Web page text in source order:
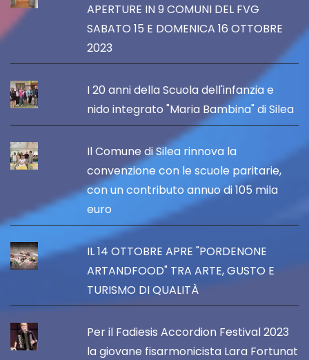
APERTURE IN 9 COMUNI DEL FVG
SABATO 15 E DOMENICA 16 OTTOBRE
2023
I 20 anni della Scuola dell'infanzia e
nido integrato "Maria Bambina" di Silea
Il Comune di Silea rinnova la
convenzione con le scuole paritarie,
con un contributo annuo di 105 mila
euro
IL 14 OTTOBRE APRE "PORDENONE
ARTANDFOOD" TRA ARTE, GUSTO E
TURISMO DI QUALITÀ
Per il Fadiesis Accordion Festival 2023
la giovane fisarmonicista Lara Fortunat